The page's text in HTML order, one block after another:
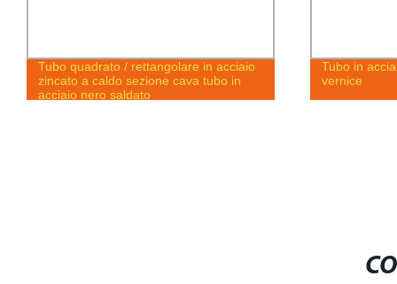
Tubo quadrato / rettangolare in acciaio
zincato a caldo sezione cava tubo in
acciaio nero saldato
Tubo in
vernice